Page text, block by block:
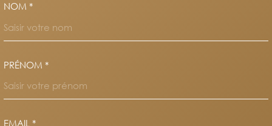
NOM *
PRÉNOM *
EMAIL *